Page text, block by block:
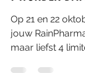
I WONDER
Op 21 en 22
jouw
maar liefst 4